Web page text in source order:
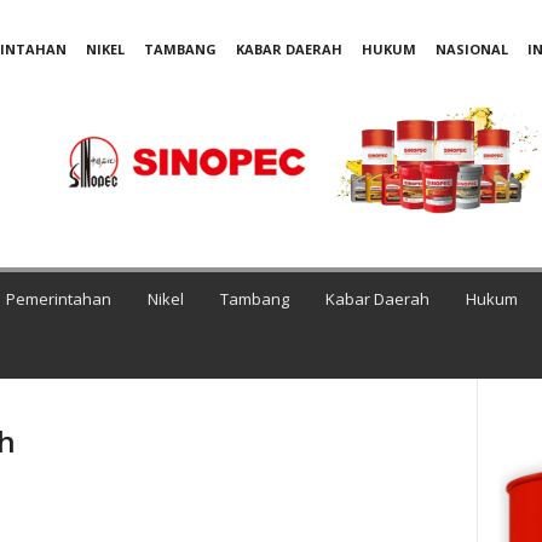
NIKEL TAMBANG KABAR DAERAH HUKUM NASIONAL
Pemerintahan Nikel Tambang Kabar Daerah Hukum